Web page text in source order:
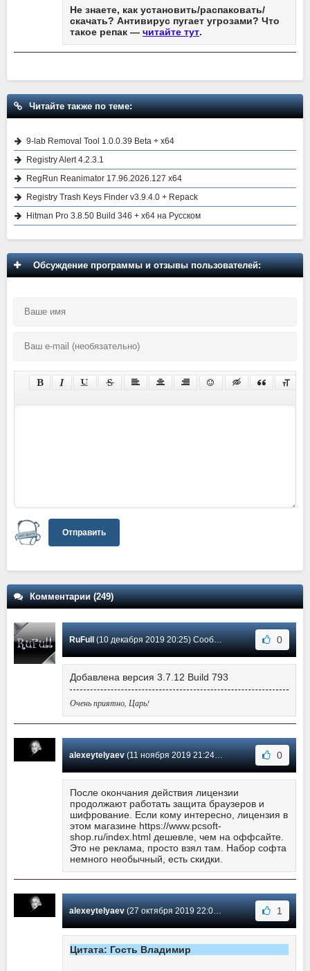
Не знаете, как установить/распаковать/
скачать? Антивирус пугает угрозами? Что
такое репак — читайте тут.
Читайте также по теме:
9-lab Removal Tool 1.0.0.39 Beta + x64
Registry Alert 4.2.3.1
RegRun Reanimator 17.96.2026.127 x64
Registry Trash Keys Finder v3.9.4.0 + Repack
Hitman Pro 3.8.50 Build 346 + x64 на Русском
Обсуждение программы и отзывы пользователей:
Отправить
Комментарии (249)
RuFull (10 декабря 2019 20:25) Сообщение #143 0
Добавлена версия 3.7.12 Build 793
Очень приятно, Царь!
alexeytelyaev(11 ноября 2019 21:24) Сообщение #142 0
После окончания действия лицензии
продолжают работать защита браузеров и
шифрование. Если кому интересно, лицензия в
этом магазине https://www.pcsoft-
shop.ru/index.html дешевле, чем на оффсайте.
Это не реклама, просто взял там. Набор софта
немного необычный, есть скидки.
alexeytelyaev(27 октября 2019 22:04) Сообщение #141 1
Цитата: Гость Владимир